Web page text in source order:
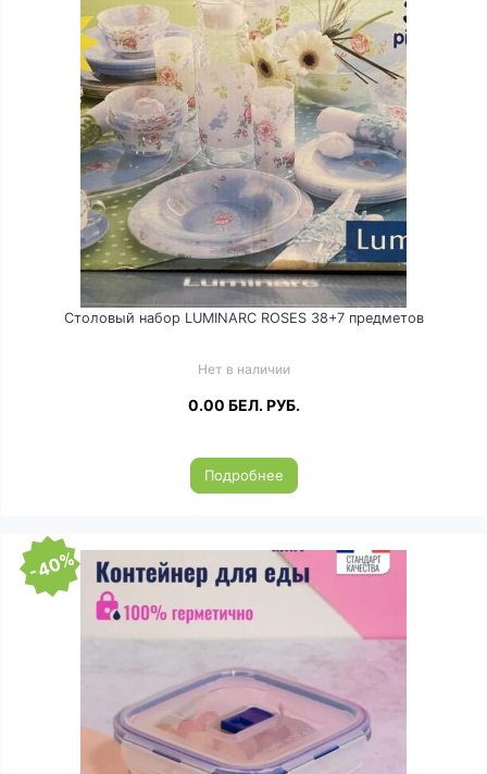
Столовый набор LUMINARC ROSES 38+7 предметов
Нет в наличии
0.00 БЕЛ. РУБ.
Подробнее
-40%